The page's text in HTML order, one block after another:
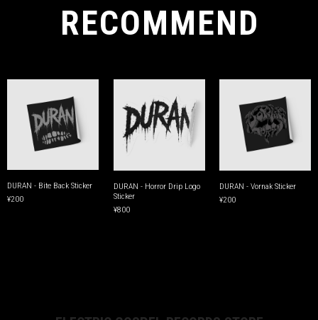
RECOMMEND
DURAN - Bite Back Sticker
¥200
DURAN - Horror Drip Logo
Sticker
¥800
DURAN - Vornak Sticker
¥200